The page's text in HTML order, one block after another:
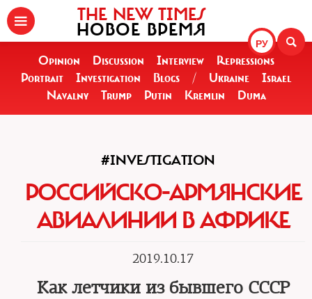
РУ
THE NEW TIMES
НОВОЕ ВРЕМЯ
Opinion Discussion Interview
Repressions
Portrait
Investigation Blogs / Ukraine
Israel
Navalny
Trump Putin Kremlin Duma
#INVESTIGATION
РОССИЙСКО-АРМЯНСКИЕ
АВИАЛИНИИ В АФРИКЕ
2019.10.17
Как летчики из бывшего СССР